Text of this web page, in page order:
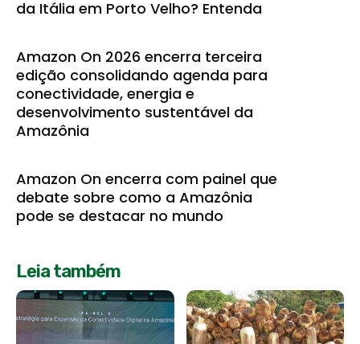
da Itália em Porto Velho? Entenda
Amazon On 2026 encerra terceira
edição consolidando agenda para
conectividade, energia e
desenvolvimento sustentável da
Amazônia
Amazon On encerra com painel que
debate sobre como a Amazônia
pode se destacar no mundo
Leia também